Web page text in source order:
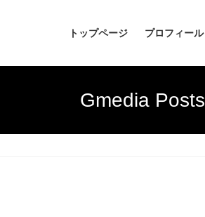
トップページ プロフィール
Gmedia Posts